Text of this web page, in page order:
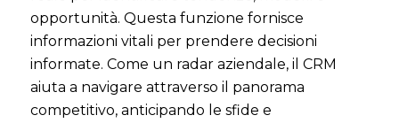
opportunità. Questa funzione fornisce
informazioni vitali per prendere decisioni
informate. Come un radar aziendale, il CRM
aiuta a navigare attraverso il panorama
competitivo, anticipando le sfide e